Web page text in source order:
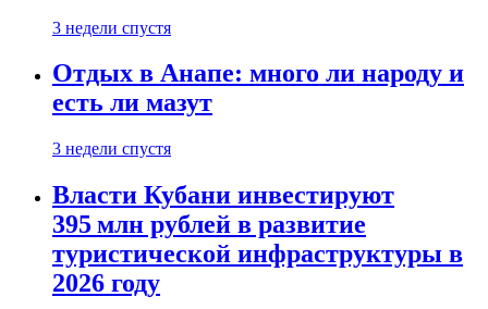
3 недели спустя
Отдых в Анапе: много ли народу и
есть ли мазут
3 недели спустя
Власти Кубани инвестируют
395 млн рублей в развитие
туристической инфраструктуры в
2026 году